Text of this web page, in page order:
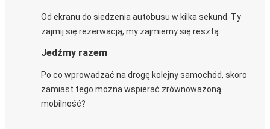
Od ekranu do siedzenia autobusu w kilka sekund. Ty
zajmij się rezerwacją, my zajmiemy się resztą.
Jedźmy razem
Po co wprowadzać na drogę kolejny samochód, skoro
zamiast tego można wspierać zrównoważoną
mobilność?